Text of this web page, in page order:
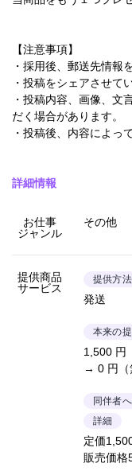
【注意事項】
・採用後、郵送先情報
・投稿をシェアさせて
・投稿内容、画像、文
だく場合があります。
・投稿後、内容によっ
詳細情報
お仕事
ジャンル
その他
提供商品
サービス
提供方法
発送
本来の
1,500 円
→ 0 円（
同伴者
詳細
定価
販売価格